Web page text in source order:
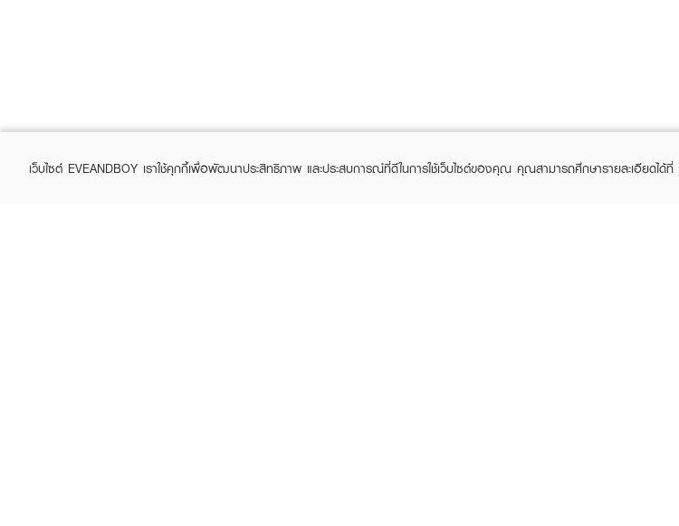
เว็บไซต์ EVEANDBOY เราใช้คุกกี้เพื่อพัฒนาประสิทธิภาพ และประสบการณ์ที่ดีในการใช้เว็บไซต์ของคุณ คุณสามารถศึกษารายละเอียดได้ที่